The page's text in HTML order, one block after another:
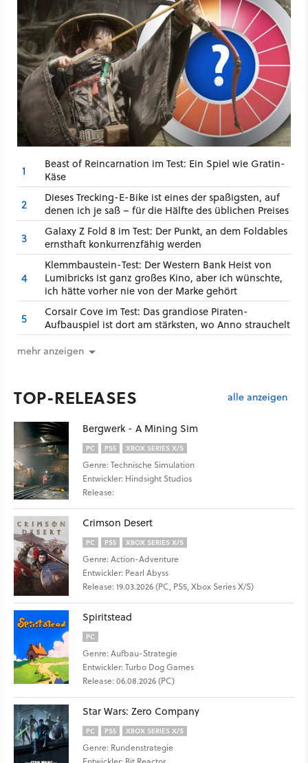
1
Beast of Reincarnation im Test: Ein Spiel wie Gratin-
Käse
2
Dieses Trecking-E-Bike ist eines der spaßigsten, auf
denen ich je saß – für die Hälfte des üblichen Preises
3
Galaxy Z Fold 8 im Test: Der Punkt, an dem Foldables
ernsthaft konkurrenzfähig werden
4
Klemmbaustein-Test: Der Western Bank Heist von
Lumibricks ist ganz großes Kino, aber ich wünschte,
ich hätte vorher nie von der Marke gehört
5
Corsair Cove im Test: Das grandiose Piraten-
Aufbauspiel ist dort am stärksten, wo Anno strauchelt
mehr anzeigen
TOP-RELEASES alle anzeigen
Bergwerk - A Mining Sim
PC PS5 XBOX SERIES X/S
Genre: Technische Simulation
Entwickler: Hindsight Studios
Release:
Crimson Desert
PC PS5 XBOX SERIES X/S
Genre: Action-Adventure
Entwickler: Pearl Abyss
Release: 19.03.2026 (PC, PS5, Xbox Series X/S)
Spiritstead
PC
Genre: Aufbau-Strategie
Entwickler: Turbo Dog Games
Release: 06.08.2026 (PC)
Star Wars: Zero Company
PC PS5 XBOX SERIES X/S
Genre: Rundenstrategie